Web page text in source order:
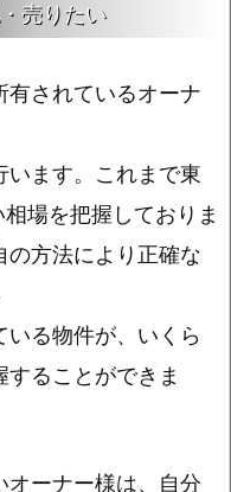
売りたい
されているオーナ
います。これまで東
場を把握しておりま
の方法により正確な
る物件が、いくら
ることができま
オーナー様は、自分